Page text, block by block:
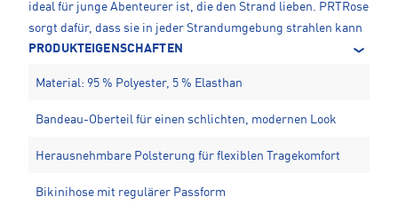
ideal für junge Abenteurer ist, die den Strand lieben. PRTRose
sorgt dafür, dass sie in jeder Strandumgebung strahlen kann
PRODUKTEIGENSCHAFTEN
Material: 95 % Polyester, 5 % Elasthan
Bandeau-Oberteil für einen schlichten, modernen Look
Herausnehmbare Polsterung für flexiblen Tragekomfort
Bikinihose mit regulärer Passform